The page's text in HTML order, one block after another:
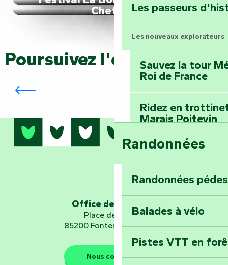
Les passeurs
Les nouveaux explorateurs
Sauvez la tour
Roi de France
Ridez en
Marais Poitevin
Embarquez pour
Explorez
d’orientation «
Les gardiens de la nature
Randonnées
Randonnées
Balades à vélo
Pistes VTT en
Cheffois
Poursuivez l'exploration…
Office de tourisme
Place de Verdun
85200 Fontenay-le-Comte
Nous contacter